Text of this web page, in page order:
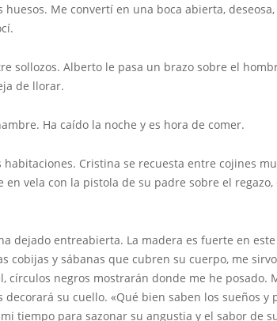
Me convertí en una boca abierta,
sollozos. Alberto le pasa un brazo sobre el
de llorar.
Ha caído la noche y es hora de comer.
Cristina se recuesta entre cojines
vela con la pistola de su padre sobre el
dejado entreabierta. La madera es fuerte en
cobijas y sábanas que cubren su cuerpo, me
círculos negros mostrarán donde me he posado.
su cuello. «Qué bien saben los sueños y
tiempo para sazonar su angustia y el sabor de